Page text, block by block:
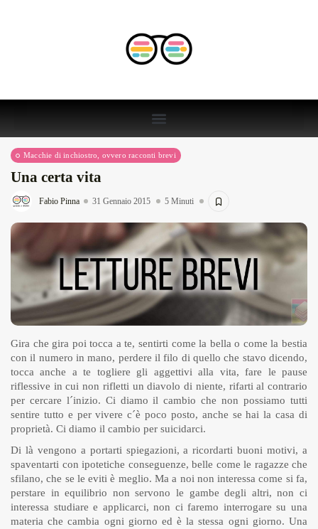
Macchie di inchiostro, ovvero racconti brevi
Una certa vita
Fabio Pinna 31 Gennaio 2015 5 Minuti
Gira che gira poi tocca a te, sentirti come la bella o come la bestia
con il numero in mano, perdere il filo di quello che stavo dicendo,
tocca anche a te togliere gli aggettivi alla vita, fare le pause
riflessive in cui non rifletti un diavolo di niente, rifarti al contrario
per cercare l´inizio. Ci diamo il cambio che non possiamo tutti
sentire tutto e per vivere c´è poco posto, anche se hai la casa di
proprietà. Ci diamo il cambio per suicidarci.
Di là vengono a portarti spiegazioni, a ricordarti buoni motivi, a
spaventarti con ipotetiche conseguenze, belle come le ragazze che
sfilano, che se le eviti è meglio. Ma a noi non interessa come si fa,
perstare in equilibrio non servono le gambe degli altri, non ci
interessa studiare e applicarci, non ci faremo interrogare su una
materia che cambia ogni giorno ed è la stessa ogni giorno. Una